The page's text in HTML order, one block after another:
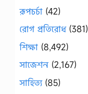
রূপচর্চা (42)
রোগ প্রতিরোধ(381)
শিক্ষা (8,492)
সাজেশন (2,167)
সাহিত্য(85)